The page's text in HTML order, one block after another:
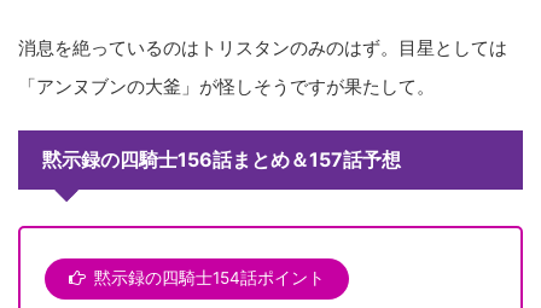
消息を絶っているのはトリスタンのみのはず。目星としては
「アンヌブンの大釜」が怪しそうですが果たして。
黙示録の四騎士156話まとめ＆157話予想
黙示録の四騎士154話ポイント